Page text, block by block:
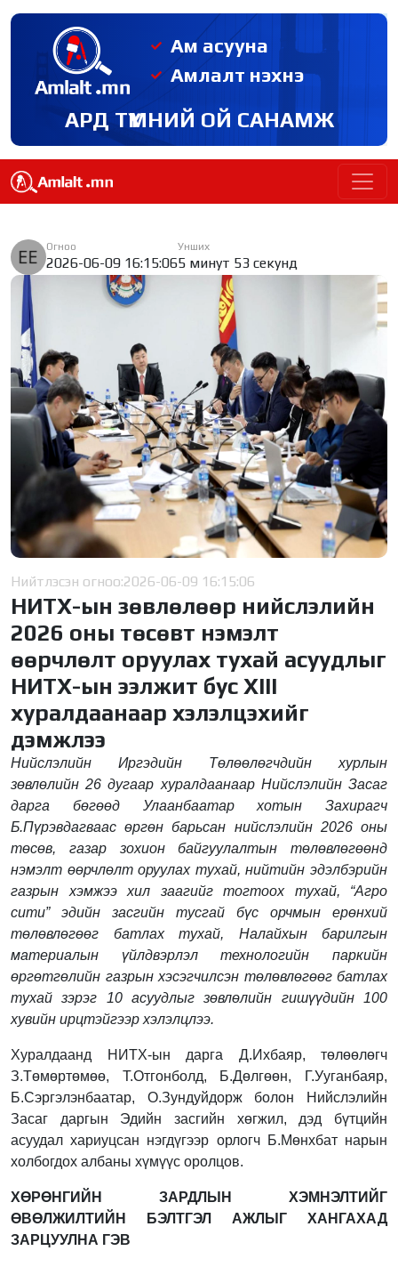
Ам асууна
Амлалт нэхнэ
АРД ТҮМНИЙ ОЙ САНАМЖ
Огноо
2026-06-09 16:15:06
Унших
5 минут 53 секунд
Нийтлэсэн огноо:2026-06-09 16:15:06
НИТХ-ын зөвлөлөөр нийслэлийн
2026 оны төсөвт нэмэлт
өөрчлөлт оруулах тухай асуудлыг
НИТХ-ын ээлжит бус XIII
хуралдаанаар хэлэлцэхийг
дэмжлээ
Нийслэлийн Иргэдийн Төлөөлөгчдийн хурлын
зөвлөлийн 26 дугаар хуралдаанаар Нийслэлийн Засаг
дарга бөгөөд Улаанбаатар хотын Захирагч
Б.Пүрэвдагваас өргөн барьсан нийслэлийн 2026 оны
төсөв, газар зохион байгуулалтын төлөвлөгөөнд
нэмэлт өөрчлөлт оруулах тухай, нийтийн эдэлбэрийн
газрын хэмжээ хил заагийг тогтоох тухай, “Агро
сити” эдийн засгийн тусгай бүс орчмын ерөнхий
төлөвлөгөөг батлах тухай, Налайхын барилгын
материалын үйлдвэрлэл технологийн паркийн
өргөтгөлийн газрын хэсэгчилсэн төлөвлөгөөг батлах
тухай зэрэг 10 асуудлыг зөвлөлийн гишүүдийн 100
хувийн ирцтэйгээр хэлэлцлээ.
Хуралдаанд НИТХ-ын дарга Д.Ихбаяр, төлөөлөгч
З.Төмөртөмөө, Т.Отгонболд, Б.Дөлгөөн, Г.Ууганбаяр,
Б.Сэргэлэнбаатар, О.Зундуйдорж болон Нийслэлийн
Засаг даргын Эдийн засгийн хөгжил, дэд бүтцийн
асуудал хариуцсан нэгдүгээр орлогч Б.Мөнхбат нарын
холбогдох албаны хүмүүс оролцов.
ХӨРӨНГИЙН ЗАРДЛЫН ХЭМНЭЛТИЙГ
ӨВӨЛЖИЛТИЙН БЭЛТГЭЛ АЖЛЫГ ХАНГАХАД
ЗАРЦУУЛНА ГЭВ